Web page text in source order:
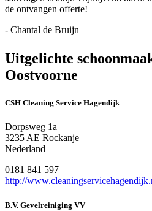
de ontvangen offerte!
- Chantal de Bruijn
Uitgelichte
Oostvoorne
CSH Cleaning Service Hagendijk
Dorpsweg 1a
3235 AE Rockanje
Nederland
0181 841 597
http://
B.V. Gevelreiniging VV